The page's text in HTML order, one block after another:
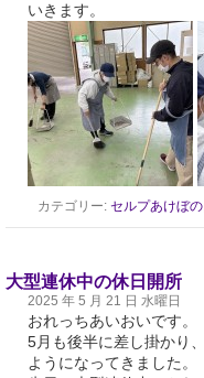
いきます。
カテゴリー:セルプあけぼの
大型連休中の休日開所
2025 年 5 月 21 日 水曜日
おれっちあいおいです。
5月も後半に差し掛かり
ようになってきました。